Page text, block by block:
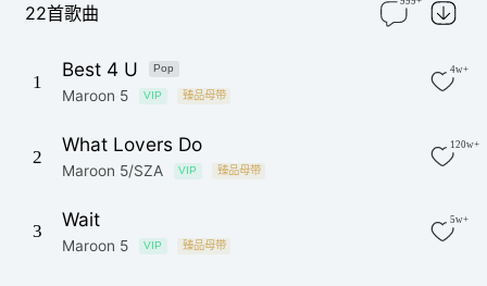
22首歌曲
1
Best 4 U Pop
Maroon 5 VIP 臻品母带
4w+
2
What Lovers Do
Maroon 5/SZA VIP 臻品母带
120w+
3
Wait
Maroon 5 VIP 臻品母带
5w+